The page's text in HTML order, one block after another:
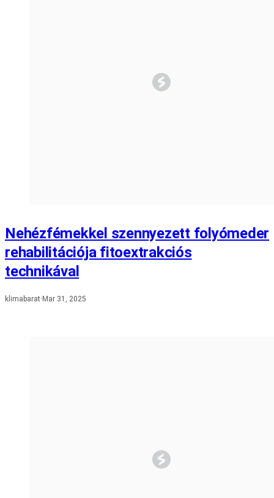
Nehézfémekkel szennyezett folyómeder
rehabilitációja fitoextrakciós
technikával
klimabarat· Mar 31, 2025